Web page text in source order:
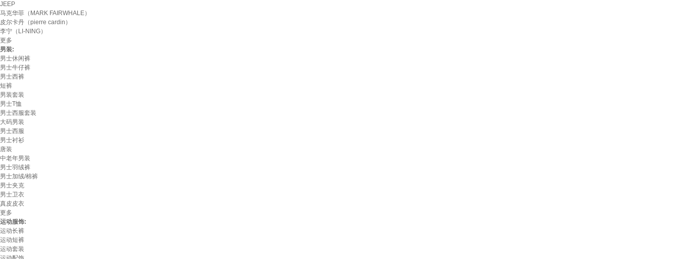
JEEP
马克华菲（MARK FAIRWHALE）
皮尔卡丹（pierre cardin）
李宁（LI-NING）
更多
男装:
男士休闲裤
男士牛仔裤
男士西裤
短裤
男装套装
男士T恤
男士西服套装
大码男装
男士西服
男士衬衫
唐装
中老年男装
男士羽绒裤
男士加绒/棉裤
男士夹克
男士卫衣
真皮皮衣
更多
运动服饰:
运动长裤
运动短裤
运动套装